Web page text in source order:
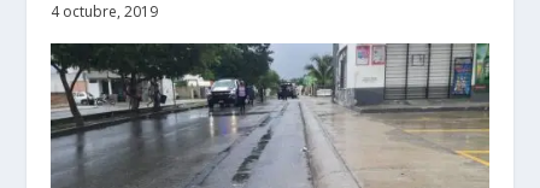
4 octubre, 2019